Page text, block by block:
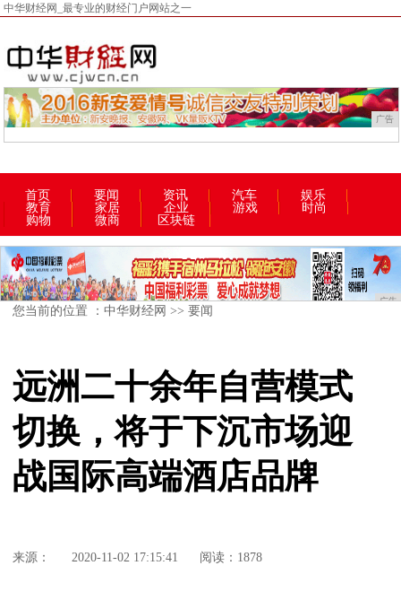
中华财经网_最专业的财经门户网站之一
广告
首页 要闻 资讯 汽车
娱乐
教育
家居 企业 游戏
时尚
购物
微商 区块链
广告
您当前的位置 ：中华财经网 >>要闻
远洲二十余年自营模式
切换，将于下沉市场迎
战国际高端酒店品牌
来源： 2020-11-02 17:15:41 阅读：1878